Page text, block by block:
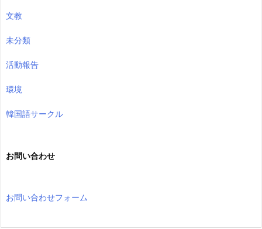
文教
未分類
活動報告
環境
韓国語サークル
お問い合わせ
お問い合わせフォーム